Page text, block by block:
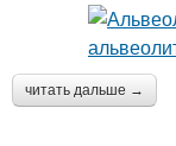
читать дальше →